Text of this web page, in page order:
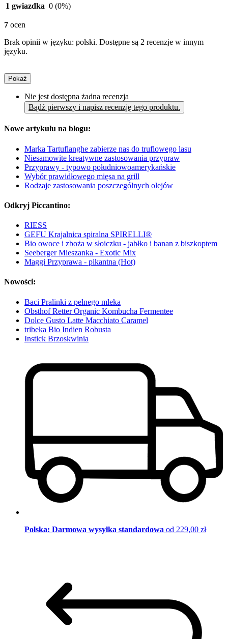
1 gwiazdka 0 (0%)
7 ocen
Brak opinii w języku: polski. Dostępne są 2 recenzje w innym
języku.
Pokaż
Nie jest dostępna żadna recenzja
Bądź pierwszy i napisz recenzję tego produktu.
Nowe artykułu na blogu:
Marka Tartuflanghe zabierze nas do truflowego lasu
Niesamowite kreatywne zastosowania przypraw
Przyprawy - typowo południowoamerykańskie
Wybór prawidłowego mięsa na grill
Rodzaje zastosowania poszczególnych olejów
Odkryj Piccantino:
RIESS
GEFU Krajalnica spiralna SPIRELLI®
Bio owoce i zboża w słoiczku - jabłko i banan z biszkoptem
Seeberger Mieszanka - Exotic Mix
Maggi Przyprawa - pikantna (Hot)
Nowości:
Baci Pralinki z pełnego mleka
Obsthof Retter Organic Kombucha Fermentee
Dolce Gusto Latte Macchiato Caramel
tribeka Bio Indien Robusta
Instick Brzoskwinia
Polska: Darmowa wysyłka standardowa od 229,00 zł